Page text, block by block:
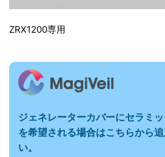
ZRX1200専用
ジェネレーターカバーにセラミ
を希望される場合はこちらから
い。